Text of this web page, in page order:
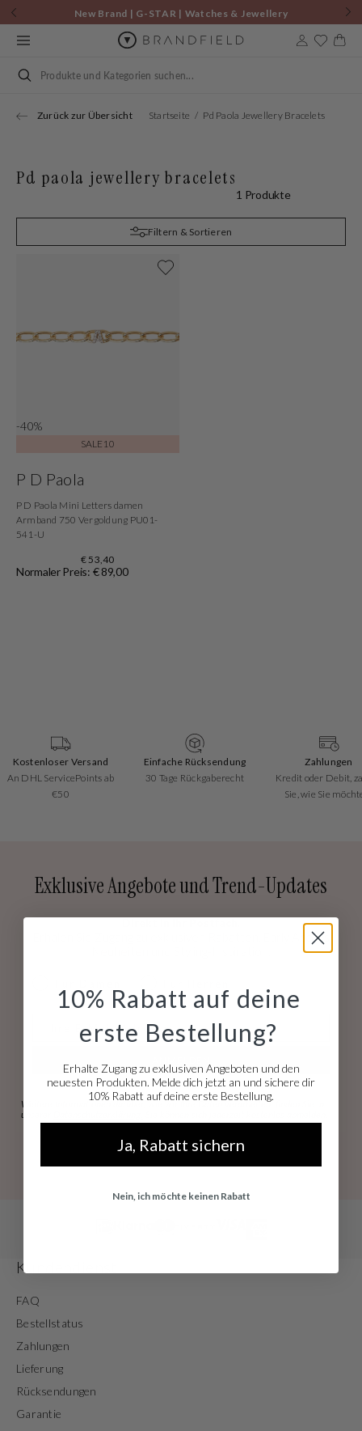
Zum
Inhalt
springen
New Brand | G-STAR | Watches & Jewellery
Suchen
Zurück zur Übersicht Startseite Pd Paola Jewellery Bracelets
Pd paola jewellery bracelets
1 Produkte
Filtern & Sortieren
-40%
SALE10
P D Paola
P D Paola Mini Letters damen
Armband 750 Vergoldung PU01-
541-U
€ 53,40
Normaler Preis: € 89,00
Kostenloser Versand
An DHL ServicePoints ab
€50
Einfache Rücksendung
30 Tage Rückgaberecht
Zahlungen
Kredit oder Debit,
Sie, wie Sie
Exklusive Angebote und Trend-Updates
Erhalen Sie Zugang zu exklusiven Rabatten, Early Access
Weitere Informationen darüber, wie wir Ihre Daten verarbeiten, finden Sie in
unserer
Kundendienst
FAQ
Bestellstatus
Zahlungen
Lieferung
Rücksendungen
Garantie
10% Rabatt auf deine
erste Bestellung?
Erhalte Zugang zu exklusiven Angeboten und den
neuesten Produkten. Melde dich jetzt an und sichere dir
10% Rabatt auf deine erste Bestellung.
Ja, Rabatt sichern
Nein, ich möchte keinen Rabatt